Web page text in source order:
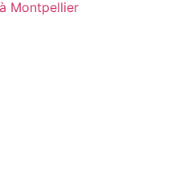
Montpellier